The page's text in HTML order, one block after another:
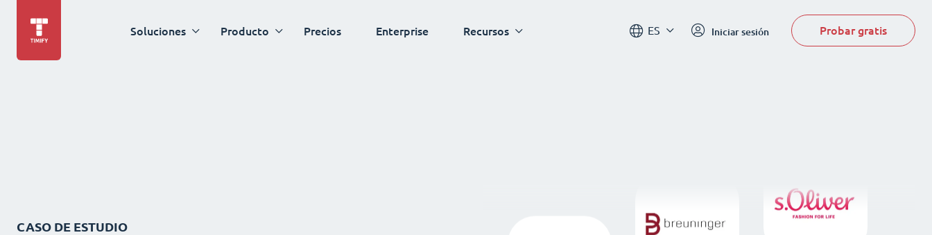
Soluciones Producto Precios Enterprise Recursos ES Iniciar sesión Probar gratis
CASO DE ESTUDIO